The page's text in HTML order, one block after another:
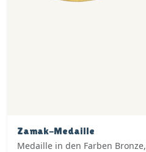
Zamak-Medaille
Medaille in den Farben